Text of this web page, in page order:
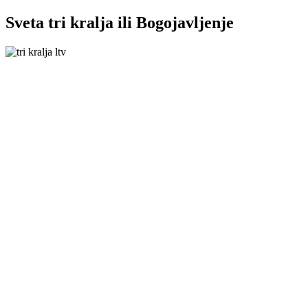
Sveta tri kralja ili Bogojavljenje